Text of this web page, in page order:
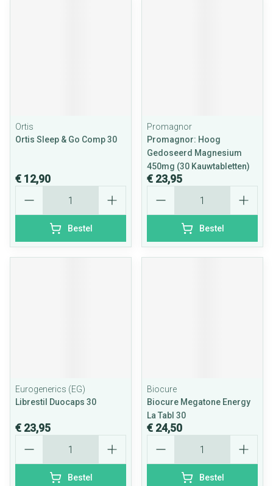
Ortis
Ortis Sleep & Go Comp 30
€ 12,90
Bestel
Promagnor
Promagnor: Hoog
Gedoseerd Magnesium
450mg (30 Kauwtabletten)
€ 23,95
Bestel
Eurogenerics (EG)
Librestil Duocaps 30
€ 23,95
Bestel
Biocure
Biocure Megatone Energy
La Tabl 30
€ 24,50
Bestel